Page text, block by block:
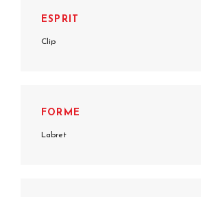
ESPRIT
Clip
FORME
Labret